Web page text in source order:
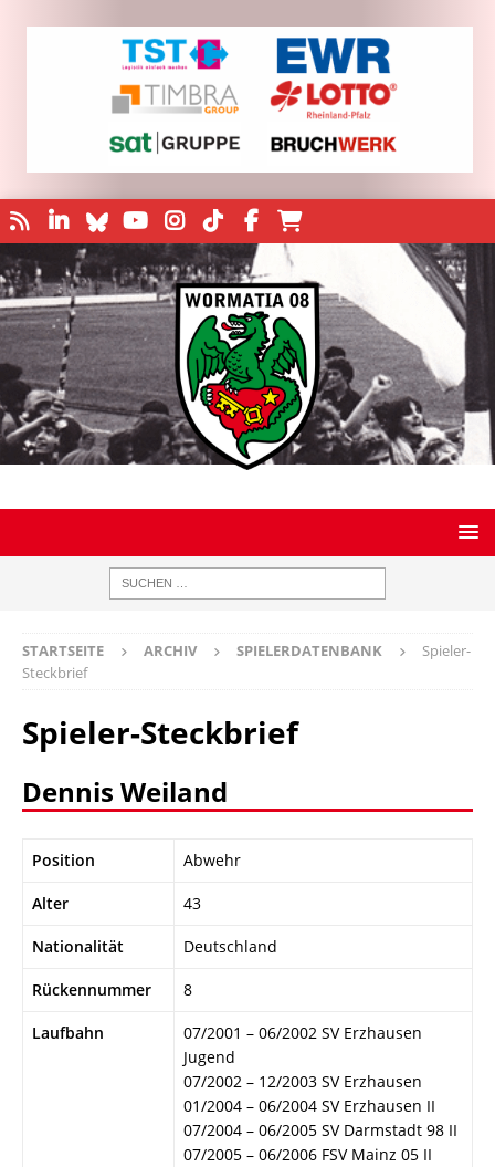
STARTSEITE ARCHIV SPIELERDATENBANK
Spieler-
Steckbrief
Spieler-Steckbrief
Dennis Weiland
Position Abwehr
Alter 43
Nationalität Deutschland
Rückennummer 8
Laufbahn
07/2001 – 06/2002 SV Erzhausen
Jugend
07/2002 – 12/2003 SV Erzhausen
01/2004 – 06/2004 SV Erzhausen II
07/2004 – 06/2005 SV Darmstadt 98 II
07/2005 – 06/2006 FSV Mainz 05 II